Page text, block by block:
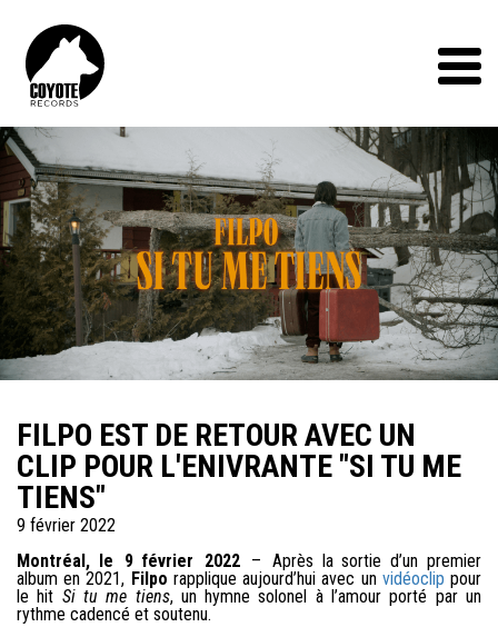
Records
Menu
FILPO EST DE RETOUR AVEC UN
CLIP POUR L'ENIVRANTE "SI TU ME
TIENS"
9 février 2022
Montréal, le 9 février 2022 – Après la sortie d’un premier
album en 2021, Filpo rapplique aujourd’hui avec unvidéoclip pour
le hit Si tu me tiens, un hymne solonel à l’amour porté par un
rythme cadencé et soutenu.